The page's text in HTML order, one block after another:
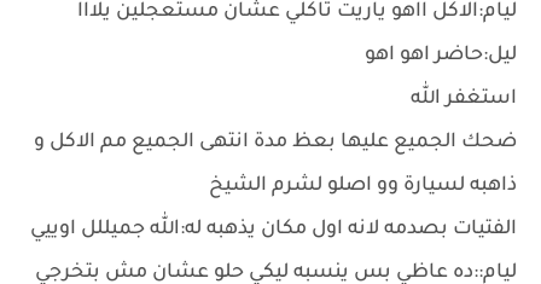
ليام:الاكل ااهو ياريت تاكلي عشان مستعجلين يلااا
ليل:حاضر اهو اهو
استغفر الله
ضحك الجميع عليها بعظ مدة انتهى الجميع مم الاكل و
ذاهبه لسيارة وو اصلو لشرم الشيخ
الفتيات بصدمه لانه اول مكان يذهبه له:الله جميللل اوييي
ليام::ده عاظي بس ينسبه ليكي حلو عشان مش بتخرجي